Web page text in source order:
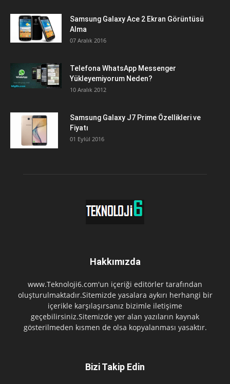
Samsung Galaxy Ace 2 Ekran Görüntüsü
Alma
07 Aralık 2016
Telefona WhatsApp Messenger
Yükleyemiyorum Neden?
10 Aralık 2012
Samsung Galaxy J7 Prime Özellikleri ve
Fiyatı
01 Eylül 2016
Hakkımızda
www.Teknoloji6.com'un içeriği editörler tarafından
oluşturulmaktadır.Sitemizde yasalara aykırı herhangi bir
içerikle karşılaşırsanız bizimle iletişime
geçebilirsiniz.Sitemizde yer alan yazıların kaynak
gösterilmeden kısmen de olsa kopyalanması yasaktır.
Bizi Takip Edin